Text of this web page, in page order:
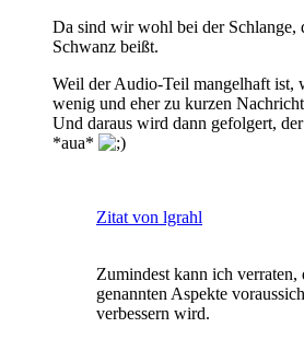
Da sind wir wohl bei der Schlange,
Schwanz beißt.
Weil der Audio-Teil mangelhaft ist,
wenig und eher zu kurzen
Und daraus wird dann gefolgert,
*aua*
Zitat von lgrahl
Zumindest kann ich verraten,
genannten Aspekte
verbessern wird.